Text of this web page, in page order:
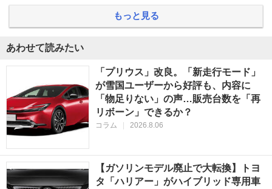
もっと見る
あわせて読みたい
「プリウス」改良。「新走行モード」
が雪国ユーザーから好評も、内容に
「物足りない」の声…販売台数を「再
リボーン」できるか？
コラム 2026.8.06
【ガソリンモデル廃止で大転換】トヨ
タ「ハリアー」がハイブリッド専用車